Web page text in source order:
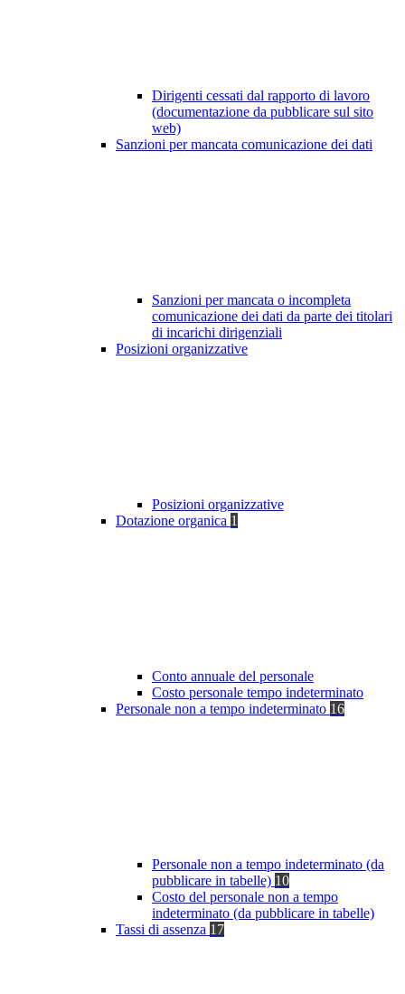
Dirigenti cessati dal rapporto di lavoro
(documentazione da pubblicare sul sito
web)
Sanzioni per mancata comunicazione dei dati
Sanzioni per mancata o incompleta
comunicazione dei dati da parte dei titolari
di incarichi dirigenziali
Posizioni organizzative
Posizioni organizzative
Dotazione organica 1
Conto annuale del personale
Costo personale tempo indeterminato
Personale non a tempo indeterminato 16
Personale non a tempo indeterminato (da
pubblicare in tabelle) 10
Costo del personale non a tempo
indeterminato (da pubblicare in tabelle)
Tassi di assenza 17